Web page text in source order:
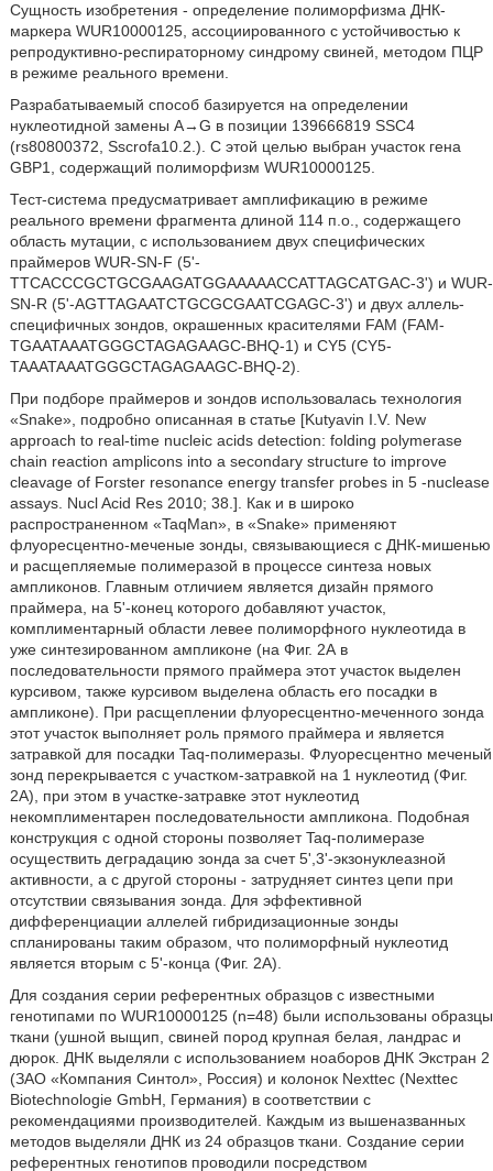
Сущность изобретения - определение полиморфизма ДНК-
маркера WUR10000125, ассоциированного с устойчивостью к
репродуктивно-респираторному синдрому свиней, методом ПЦР
в режиме реального времени.
Разрабатываемый способ базируется на определении
нуклеотидной замены A→G в позиции 139666819 SSC4
(rs80800372, Sscrofa10.2.). С этой целью выбран участок гена
GBP1, содержащий полиморфизм WUR10000125.
Тест-система предусматривает амплификацию в режиме
реального времени фрагмента длиной 114 п.о., содержащего
область мутации, с использованием двух специфических
праймеров WUR-SN-F (5'-
TTCACCCGCTGCGAAGATGGAAAAACCATTAGCATGAC-3') и WUR-
SN-R (5'-AGTTAGAATCTGCGCGAATCGAGC-3') и двух аллель-
специфичных зондов, окрашенных красителями FAM (FAM-
TGAATAAATGGGCTAGAGAAGC-BHQ-1) и CY5 (CY5-
TAAATAAATGGGCTAGAGAAGC-BHQ-2).
При подборе праймеров и зондов использовалась технология
«Snake», подробно описанная в статье [Kutyavin I.V. New
approach to real-time nucleic acids detection: folding polymerase
chain reaction amplicons into a secondary structure to improve
cleavage of Forster resonance energy transfer probes in 5 -nuclease
assays. Nucl Acid Res 2010; 38.]. Как и в широко
распространенном «TaqMan», в «Snake» применяют
флуоресцентно-меченые зонды, связывающиеся с ДНК-мишенью
и расщепляемые полимеразой в процессе синтеза новых
ампликонов. Главным отличием является дизайн прямого
праймера, на 5'-конец которого добавляют участок,
комплиментарный области левее полиморфного нуклеотида в
уже синтезированном ампликоне (на Фиг. 2А в
последовательности прямого праймера этот участок выделен
курсивом, также курсивом выделена область его посадки в
ампликоне). При расщеплении флуоресцентно-меченного зонда
этот участок выполняет роль прямого праймера и является
затравкой для посадки Taq-полимеразы. Флуоресцентно меченый
зонд перекрывается с участком-затравкой на 1 нуклеотид (Фиг.
2А), при этом в участке-затравке этот нуклеотид
некомплиментарен последовательности ампликона. Подобная
конструкция с одной стороны позволяет Taq-полимеразе
осуществить деградацию зонда за счет 5',3'-экзонуклеазной
активности, а с другой стороны - затрудняет синтез цепи при
отсутствии связывания зонда. Для эффективной
дифференциации аллелей гибридизационные зонды
спланированы таким образом, что полиморфный нуклеотид
является вторым с 5'-конца (Фиг. 2А).
Для создания серии референтных образцов с известными
генотипами по WUR10000125 (n=48) были использованы образцы
ткани (ушной выщип, свиней пород крупная белая, ландрас и
дюрок. ДНК выделяли с использованием ноаборов ДНК Экстран 2
(ЗАО «Компания Синтол», Россия) и колонок Nexttec (Nexttec
Biotechnologie GmbH, Германия) в соответствии с
рекомендациями производителей. Каждым из вышеназванных
методов выделяли ДНК из 24 образцов ткани. Создание серии
референтных генотипов проводили посредством